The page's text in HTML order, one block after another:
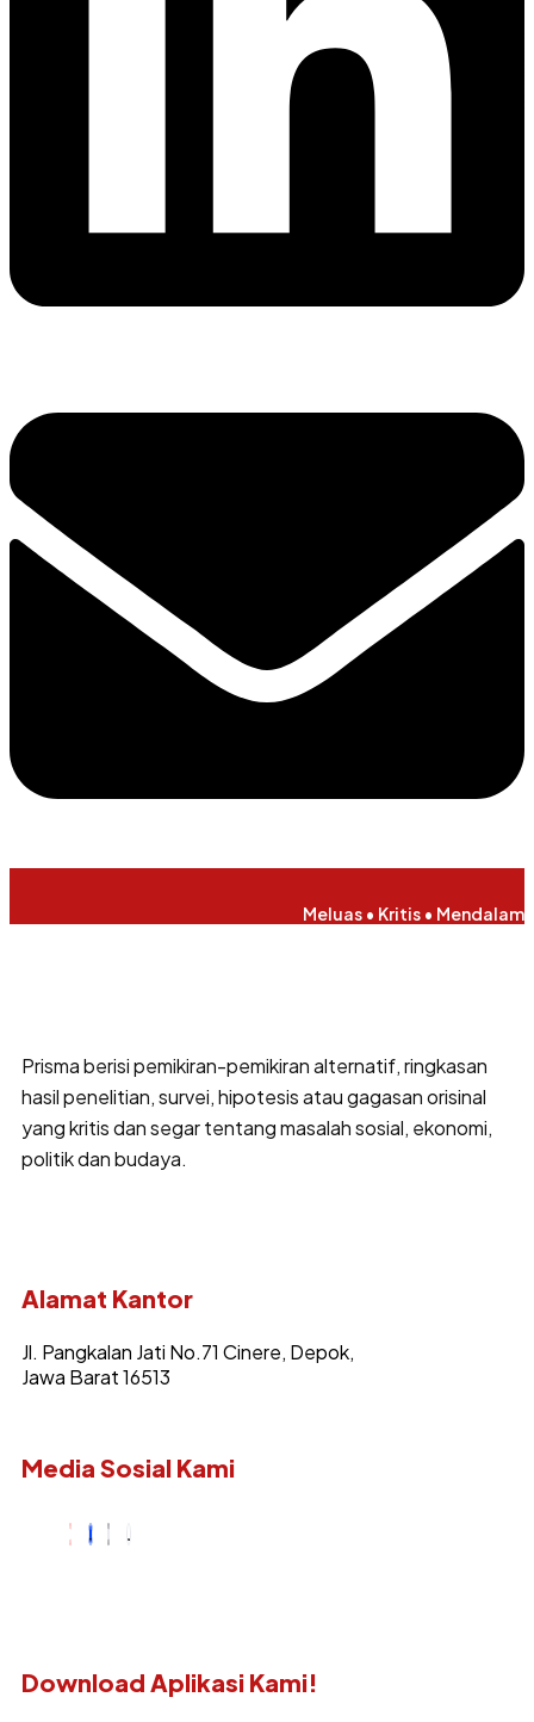
Meluas • Kritis • Mendalam
Prisma berisi pemikiran-pemikiran alternatif, ringkasan
hasil penelitian, survei, hipotesis atau gagasan orisinal
yang kritis dan segar tentang masalah sosial, ekonomi,
politik dan budaya.
Alamat Kantor
Jl. Pangkalan Jati No.71 Cinere, Depok,
Jawa Barat 16513
Media Sosial Kami
Download Aplikasi Kami!